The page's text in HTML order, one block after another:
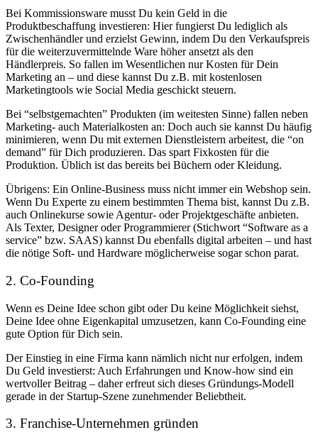
Bei Kommissionsware musst Du kein Geld in die
Produktbeschaffung investieren: Hier fungierst Du lediglich als
Zwischenhändler und erzielst Gewinn, indem Du den Verkaufspreis
für die weiterzuvermittelnde Ware höher ansetzt als den
Händlerpreis. So fallen im Wesentlichen nur Kosten für Dein
Marketing an – und diese kannst Du z.B. mit kostenlosen
Marketingtools wie Social Media geschickt steuern.
Bei “selbstgemachten” Produkten (im weitesten Sinne) fallen neben
Marketing- auch Materialkosten an: Doch auch sie kannst Du häufig
minimieren, wenn Du mit externen Dienstleistern arbeitest, die “on
demand” für Dich produzieren. Das spart Fixkosten für die
Produktion. Üblich ist das bereits bei Büchern oder Kleidung.
Übrigens: Ein Online-Business muss nicht immer ein Webshop sein.
Wenn Du Experte zu einem bestimmten Thema bist, kannst Du z.B.
auch Onlinekurse sowie Agentur- oder Projektgeschäfte anbieten.
Als Texter, Designer oder Programmierer (Stichwort “Software as a
service” bzw. SAAS) kannst Du ebenfalls digital arbeiten – und hast
die nötige Soft- und Hardware möglicherweise sogar schon parat.
2. Co-Founding
Wenn es Deine Idee schon gibt oder Du keine Möglichkeit siehst,
Deine Idee ohne Eigenkapital umzusetzen, kann Co-Founding eine
gute Option für Dich sein.
Der Einstieg in eine Firma kann nämlich nicht nur erfolgen, indem
Du Geld investierst: Auch Erfahrungen und Know-how sind ein
wertvoller Beitrag – daher erfreut sich dieses Gründungs-Modell
gerade in der Startup-Szene zunehmender Beliebtheit.
3. Franchise-Unternehmen gründen